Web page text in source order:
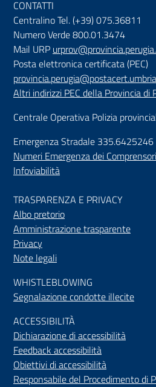
CONTATTI
Centralino Tel. (+39) 075.36811
Numero Verde 800.01.3474
Mail URP
Posta elettronica certificata (PEC)
Altri indirizzi PEC della Provincia di
Centrale Operativa Polizia
Emergenza Stradale 335.6425246
Numeri Emergenza dei Comprensori
Infoviabilità
TRASPARENZA E PRIVACY
Albo pretorio
Amministrazione trasparente
Privacy
Note legali
WHISTLEBLOWING
Segnalazione condotte illecite
ACCESSIBILITÀ
Dichiarazione di accessibilità
Feedback accessibilità
Obiettivi di accessibilità
Responsabile del Procedimento di